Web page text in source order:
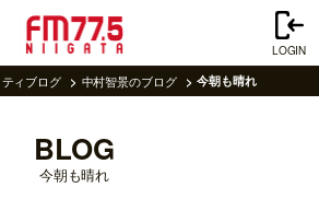
LOGIN
ィブログ 中村智景のブログ 今朝も晴れ
BLOG
今朝も晴れ